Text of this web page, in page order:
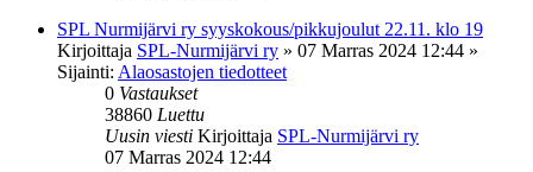
SPL Nurmijärvi ry syyskokous/pikkujoulut 22.11. klo 19
Kirjoittaja SPL-Nurmijärvi ry » 07 Marras 2024 12:44 »
Sijainti: Alaosastojen tiedotteet
0 Vastaukset
38860 Luettu
Uusin viesti Kirjoittaja SPL-Nurmijärvi ry
07 Marras 2024 12:44